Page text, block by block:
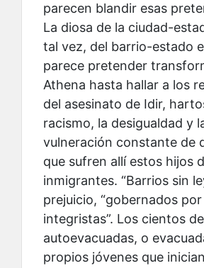
parecen blandir esas
La diosa de la ciudad-
tal vez, del barrio-estado
parece pretender
Athena hasta hallar a los
del asesinato de Idir,
racismo, la desigualdad y
vulneración constante de
que sufren allí estos hijos
inmigrantes. “Barrios sin
prejuicio, “gobernados
integristas”. Los cientos
autoevacuadas, o
propios jóvenes que